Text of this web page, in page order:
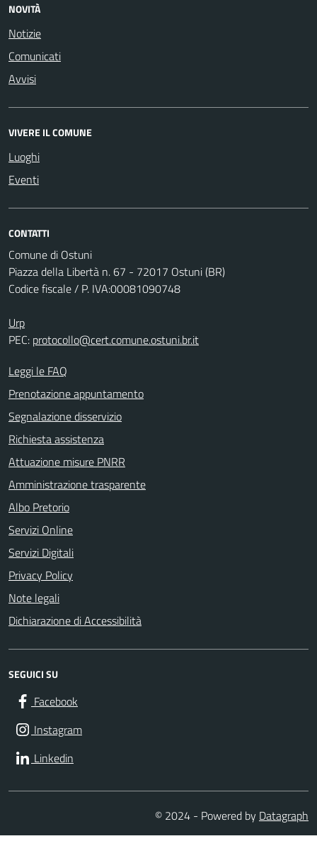
NOVITÀ
Notizie
Comunicati
Avvisi
VIVERE IL COMUNE
Luoghi
Eventi
CONTATTI
Comune di Ostuni
Piazza della Libertà n. 67 - 72017 Ostuni (BR)
Codice fiscale / P. IVA:00081090748
Urp
PEC: protocollo@cert.comune.ostuni.br.it
Leggi le FAQ
Prenotazione appuntamento
Segnalazione disservizio
Richiesta assistenza
Attuazione misure PNRR
Amministrazione trasparente
Albo Pretorio
Servizi Online
Servizi Digitali
Privacy Policy
Note legali
Dichiarazione di Accessibilità
SEGUICI SU
Facebook
Instagram
Linkedin
© 2024 - Powered by Datagraph